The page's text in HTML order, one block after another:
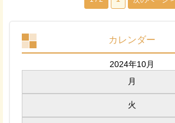
カレンダー
2024年10月
月
火